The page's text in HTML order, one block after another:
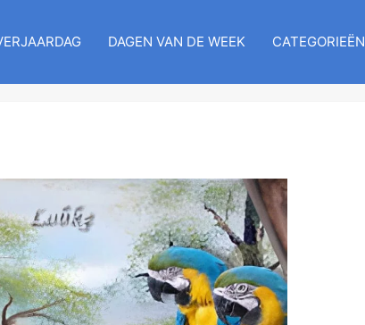
DAGEN VAN DE WEEK CATEGORIEËN